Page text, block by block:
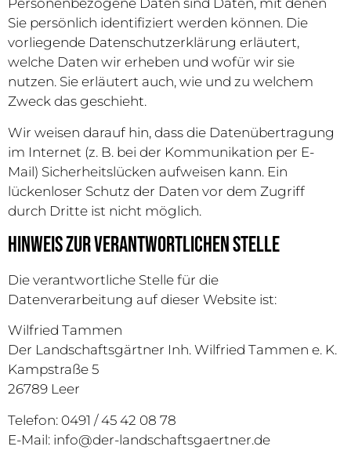
Personenbezogene Daten sind Daten, mit denen
Sie persönlich identifiziert werden können. Die
vorliegende Datenschutzerklärung erläutert,
welche Daten wir erheben und wofür wir sie
nutzen. Sie erläutert auch, wie und zu welchem
Zweck das geschieht.
Wir weisen darauf hin, dass die Datenübertragung
im Internet (z. B. bei der Kommunikation per E-
Mail) Sicherheitslücken aufweisen kann. Ein
lückenloser Schutz der Daten vor dem Zugriff
durch Dritte ist nicht möglich.
Hinweis zur verantwortlichen Stelle
Die verantwortliche Stelle für die
Datenverarbeitung auf dieser Website ist:
Wilfried Tammen
Der Landschaftsgärtner Inh. Wilfried Tammen e. K.
Kampstraße 5
26789 Leer
Telefon: 0491 / 45 42 08 78
E-Mail: info@der-landschaftsgaertner.de